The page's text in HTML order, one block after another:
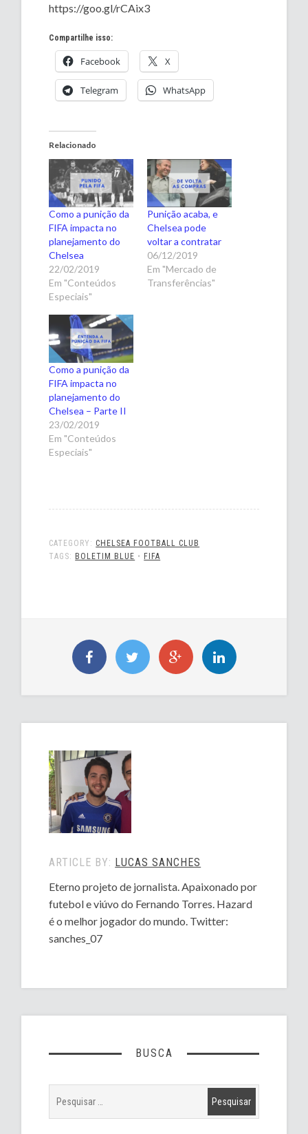
https://goo.gl/rCAix3
Compartilhe isso:
Facebook X
Telegram WhatsApp
Relacionado
Como a punição da
FIFA impacta no
planejamento do
Chelsea
22/02/2019
Em "Conteúdos
Especiais"
Punição acaba, e
Chelsea pode
voltar a contratar
06/12/2019
Em "Mercado de
Transferências"
Como a punição da
FIFA impacta no
planejamento do
Chelsea – Parte II
23/02/2019
Em "Conteúdos
Especiais"
CATEGORY: CHELSEA FOOTBALL CLUB
TAGS: BOLETIM BLUE • FIFA
ARTICLE BY: LUCAS SANCHES
Eterno projeto de jornalista. Apaixonado por
futebol e viúvo do Fernando Torres. Hazard
é o melhor jogador do mundo. Twitter:
sanches_07
BUSCA